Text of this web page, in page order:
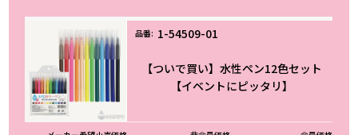
1-54509-01
【ついで買い】水性ペン12色セット
【イベントにピッタリ】